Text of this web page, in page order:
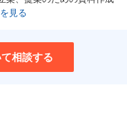
見る
相談する